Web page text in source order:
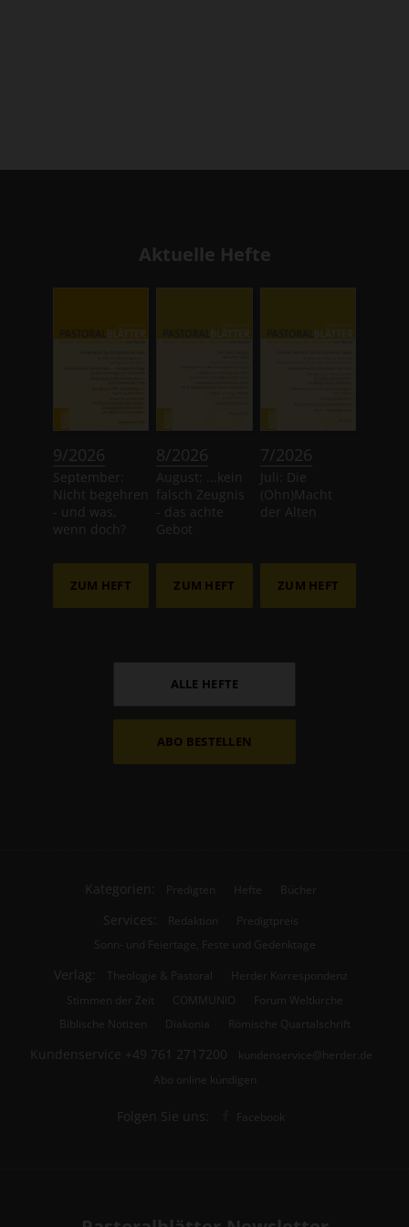
Aktuelle Hefte
9/2026
September:
Nicht begehren
- und was,
wenn doch?
ZUM HEFT
8/2026
August: ...kein
falsch Zeugnis
- das achte
Gebot
ZUM HEFT
7/2026
Juli: Die
(Ohn)Macht
der Alten
ZUM HEFT
ALLE HEFTE
ABO BESTELLEN
Kategorien: Predigten Hefte Bücher
Services: Redaktion
Predigtpreis
Sonn- und Feiertage, Feste und Gedenktage
Verlag: Theologie & Pastoral
Herder Korrespondenz
Stimmen der Zeit
COMMUNIO
Forum Weltkirche
Biblische Notizen
Diakonia Römische Quartalschrift
Kundenservice +49 761 2717200
kundenservice@herder.de
Abo online kündigen
Folgen Sie uns: Facebook